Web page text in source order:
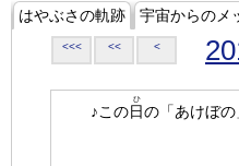
はやぶさの軌跡 宇宙からのメ
<<< << <
♪この日
ひ
の「あけぼの